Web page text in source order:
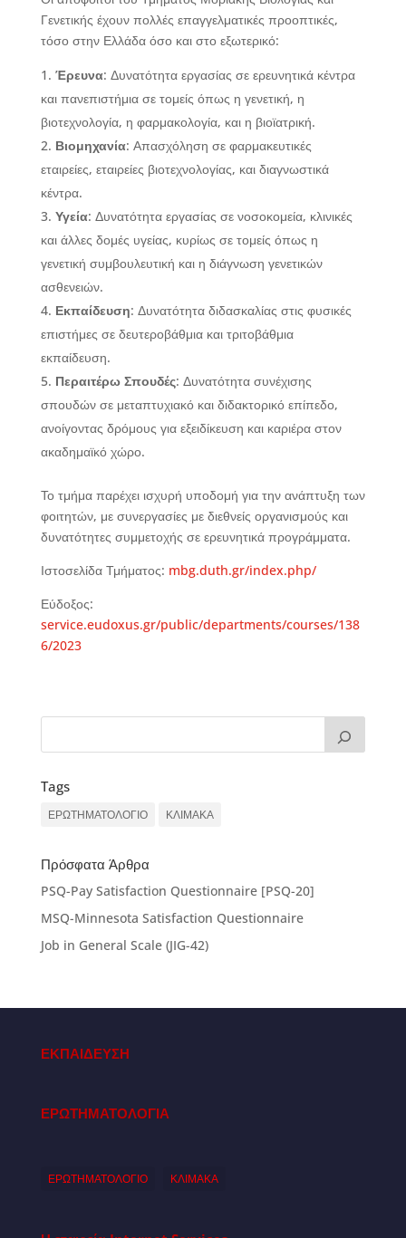
Γενετικής έχουν πολλές επαγγελματικές προοπτικές,
τόσο στην Ελλάδα όσο και στο εξωτερικό:
Έρευνα: Δυνατότητα εργασίας σε ερευνητικά κέντρα
και πανεπιστήμια σε τομείς όπως η γενετική, η
βιοτεχνολογία, η φαρμακολογία, και η βιοϊατρική.
Βιομηχανία: Απασχόληση σε φαρμακευτικές
εταιρείες, εταιρείες βιοτεχνολογίας, και διαγνωστικά
κέντρα.
Υγεία: Δυνατότητα εργασίας σε νοσοκομεία, κλινικές
και άλλες δομές υγείας, κυρίως σε τομείς όπως η
γενετική συμβουλευτική και η διάγνωση γενετικών
ασθενειών.
Εκπαίδευση: Δυνατότητα διδασκαλίας στις φυσικές
επιστήμες σε δευτεροβάθμια και τριτοβάθμια
εκπαίδευση.
Περαιτέρω Σπουδές: Δυνατότητα συνέχισης
σπουδών σε μεταπτυχιακό και διδακτορικό επίπεδο,
ανοίγοντας δρόμους για εξειδίκευση και καριέρα στον
ακαδημαϊκό χώρο.
Το τμήμα παρέχει ισχυρή υποδομή για την ανάπτυξη των
φοιτητών, με συνεργασίες με διεθνείς οργανισμούς και
δυνατότητες συμμετοχής σε ερευνητικά προγράμματα.
Ιστοσελίδα Τμήματος: mbg.duth.gr/index.php/
Εύδοξος:
service.eudoxus.gr/public/departments/courses/138
6/2023
Tags
ΕΡΩΤΗΜΑΤΟΛΟΓΙΟ ΚΛΙΜΑΚΑ
Πρόσφατα Άρθρα
PSQ-Pay Satisfaction Questionnaire [PSQ-20]
MSQ-Minnesota Satisfaction Questionnaire
Job in General Scale (JIG-42)
ΕΚΠΑΙΔΕΥΣΗ
ΕΡΩΤΗΜΑΤΟΛΟΓΙΑ
ΕΡΩΤΗΜΑΤΟΛΟΓΙΟ ΚΛΙΜΑΚΑ